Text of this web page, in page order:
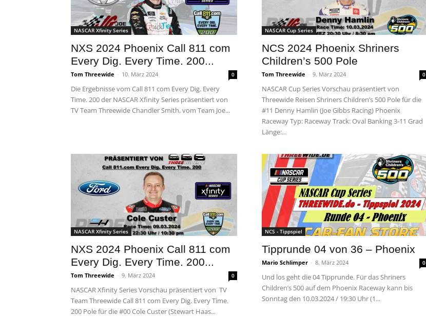
NASCAR Xfinity Series
NXS 2024 Phoenix Call 811 com
Every Dig. Every Time. 200...
Tom Threewide - 10. März 2024 0
Die Ergebnisse vom Call 811 com Every Dig. Every
Time. 200 der NASCAR Xfinity Series präsentiert von
TV Team Threewide Chandler Smith, vom Team Joe...
NASCAR Cup Series
NCS 2024 Phoenix Shriners
Children’s 500 Pole
Tom Threewide - 9. März 2024 0
NASCAR Cup Series Vorschau präsentiert von
Threewide Reisen Shriners Children’s 500 Pole für die
#11 Denny Hamlin (Joe Gibbs Racing) Phoenix
Raceway Typ: Raceway Track: Oval Banking 3-11 Grad
Länge:...
NASCAR Xfinity Series
NXS 2024 Phoenix Call 811 com
Every Dig. Every Time. 200...
Tom Threewide - 9. März 2024 0
NASCAR Xfinity Series Vorschau präsentiert von TV
Team Threewide Call 811 com Every Dig. Every Time.
200 Pole für die #00 Cole Custer (Stewart Haas...
NCS - Tippspiel
Tipprunde 04 von 36 – Phoenix
Mario Schlimper - 8. März 2024 0
Und los geht die 04 Tipprunde. Für das Shriners
Children’s 500 auf dem Phoenix Raceway kann bis
Sonntag den 10.03.2024 / 19:30 Uhr (1...